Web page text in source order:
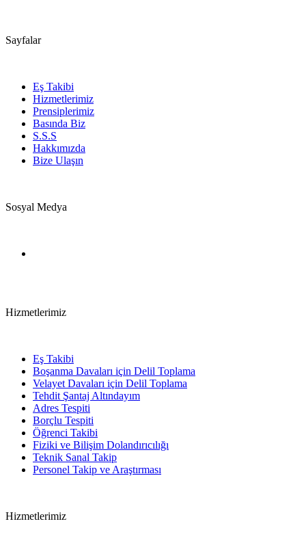
Sayfalar
Eş Takibi
Hizmetlerimiz
Prensiplerimiz
Basında Biz
S.S.S
Hakkımızda
Bize Ulaşın
Sosyal Medya
Hizmetlerimiz
Eş Takibi
Boşanma Davaları için Delil Toplama
Velayet Davaları için Delil Toplama
Tehdit Şantaj Altındayım
Adres Tespiti
Borçlu Tespiti
Öğrenci Takibi
Fiziki ve Bilişim Dolandırıcılığı
Teknik Sanal Takip
Personel Takip ve Araştırması
Hizmetlerimiz